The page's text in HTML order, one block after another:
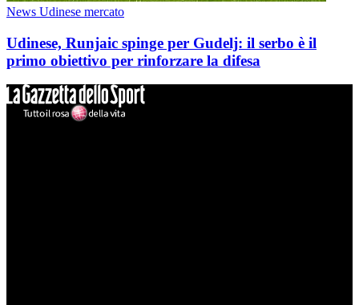
News Udinese mercato
Udinese, Runjaic spinge per Gudelj: il serbo è il
primo obiettivo per rinforzare la difesa